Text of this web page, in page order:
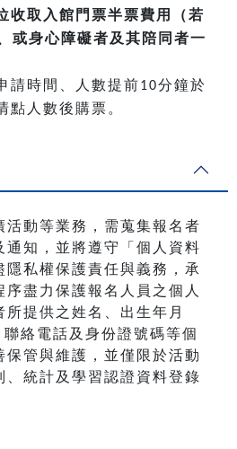
收取入館門票半票費用（若
或身心障礙者及其陪同者一
請時間、人數提前10分鐘於
點人數後購票。
活動等業務，需蒐集報名者
通知，並將遵守「個人資料
隱私權保護責任與義務，承
盡力保護報名人員之個人
提供之姓名、出生年月
絡電話及身份證號碼等個
保管與維護，並僅限於活動
、統計及學習認證資料登錄